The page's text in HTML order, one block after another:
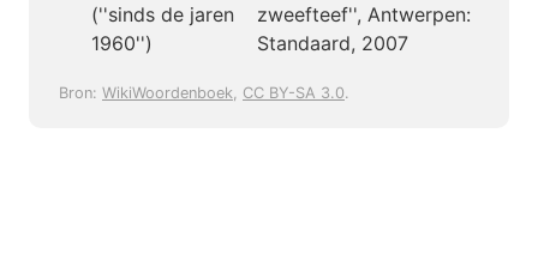
(''sinds de jaren
1960'')
zweefteef'', Antwerpen:
Standaard, 2007
Bron: WikiWoordenboek, CC BY-SA 3.0.